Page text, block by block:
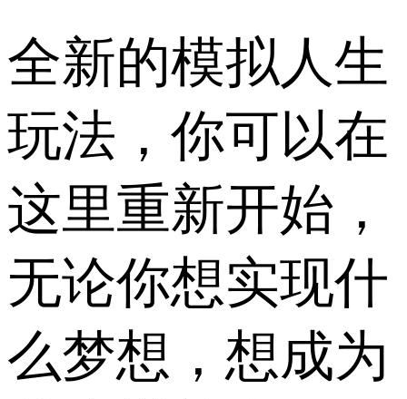
全新的模拟人生
玩法，你可以在
这里重新开始，
无论你想实现什
么梦想，想成为